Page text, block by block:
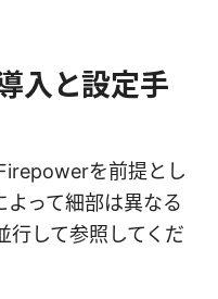
入と設定手
を前提とし
よって細部は異なる
行して参照してくだ